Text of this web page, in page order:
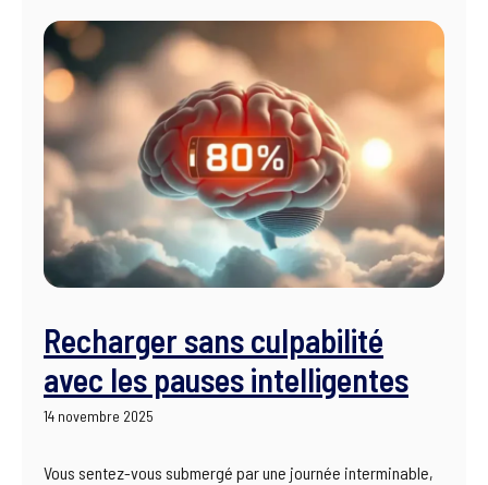
Recharger sans culpabilité
avec les pauses intelligentes
14 novembre 2025
Vous sentez-vous submergé par une journée interminable,